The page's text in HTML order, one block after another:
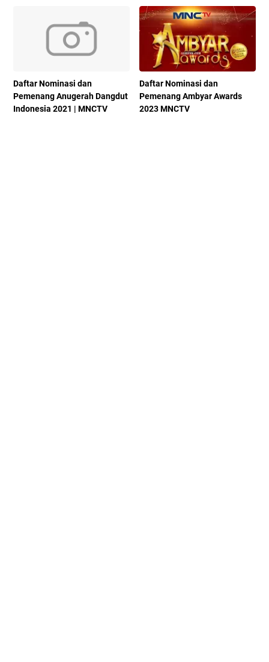
Daftar Nominasi dan
Pemenang Anugerah Dangdut
Indonesia 2021 | MNCTV
Daftar Nominasi dan
Pemenang Ambyar Awards
2023 MNCTV